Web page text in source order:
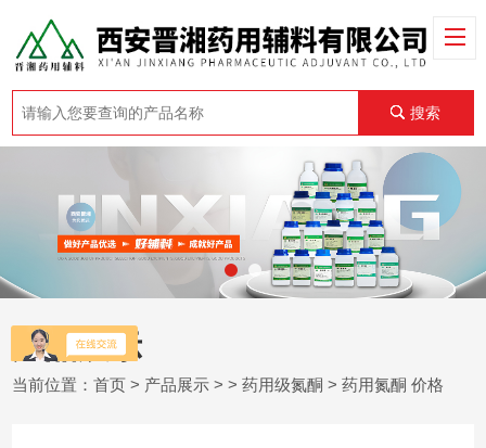
搜索
产品展示
当前位置：首页 > 产品展示 > >药用级氮酮 > 药用氮酮 价格